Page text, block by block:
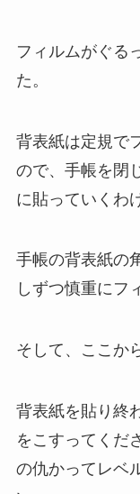
フィルムがぐる
た。
背表紙は定規で
ので、手帳を閉
に貼っていくわ
手帳の背表紙の
しずつ慎重にフ
そして、ここか
背表紙を貼り終
をこすってくだ
の仇かってレベ